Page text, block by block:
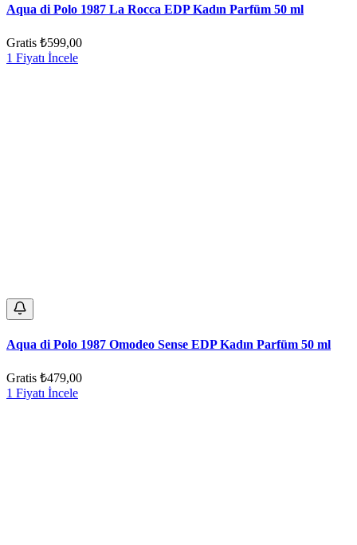
Aqua di Polo 1987 La Rocca EDP Kadın Parfüm 50 ml
Gratis ₺599,00
1 Fiyatı İncele
Aqua di Polo 1987 Omodeo Sense EDP Kadın Parfüm 50 ml
Gratis ₺479,00
1 Fiyatı İncele